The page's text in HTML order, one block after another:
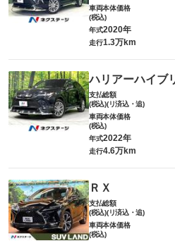
車両本体価格
(税込)
年式2020年
走行1.3万km
ハリアーハイブ
支払総額
(税込)(リ済込・追)
車両本体価格
(税込)
年式2022年
走行4.6万km
ＲＸ
支払総額
(税込)(リ済込・追)
車両本体価格
(税込)